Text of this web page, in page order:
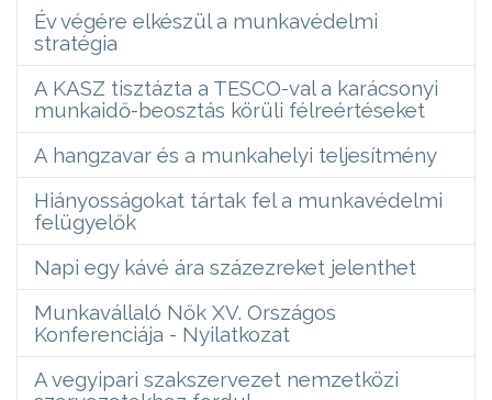
Év végére elkészül a munkavédelmi
stratégia
A KASZ tisztázta a TESCO-val a karácsonyi
munkaidő-beosztás körüli félreértéseket
A hangzavar és a munkahelyi teljesítmény
Hiányosságokat tártak fel a munkavédelmi
felügyelők
Napi egy kávé ára százezreket jelenthet
Munkavállaló Nők XV. Országos
Konferenciája - Nyilatkozat
A vegyipari szakszervezet nemzetközi